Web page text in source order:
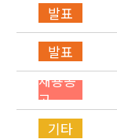
발표
발표
채용공
고
기타